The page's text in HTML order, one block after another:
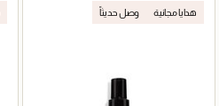
هدايا مجانية وصل حديثاً